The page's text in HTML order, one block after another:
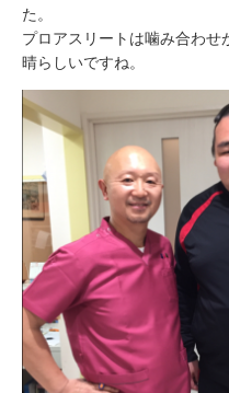
た。
プロアスリートは噛み合わ
晴らしいですね。